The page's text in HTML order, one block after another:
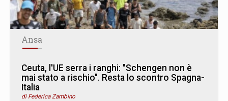
Ansa
Ceuta, l'UE serra i ranghi: "Schengen non è
mai stato a rischio". Resta lo scontro Spagna-
Italia
di Federica Zambino